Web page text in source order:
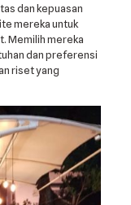
dan kepuasan
mereka untuk
Memilih mereka
dan preferensi
riset yang